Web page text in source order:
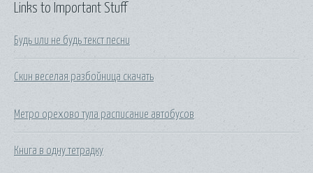
Links to Important Stuff
Будь или не будь текст песни
Скин веселая разбойница скачать
Метро орехово тула расписание автобусов
Книга в одну тетрадку